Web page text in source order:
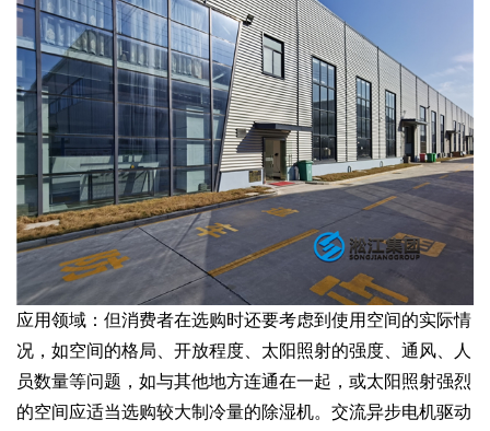
应用领域：但消费者在选购时还要考虑到使用空间的实际情
况，如空间的格局、开放程度、太阳照射的强度、通风、人
员数量等问题，如与其他地方连通在一起，或太阳照射强烈
的空间应适当选购较大制冷量的除湿机。交流异步电机驱动